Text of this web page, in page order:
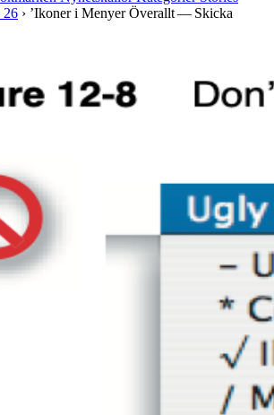
26 › ’Ikoner i Menyer Överallt — Skicka